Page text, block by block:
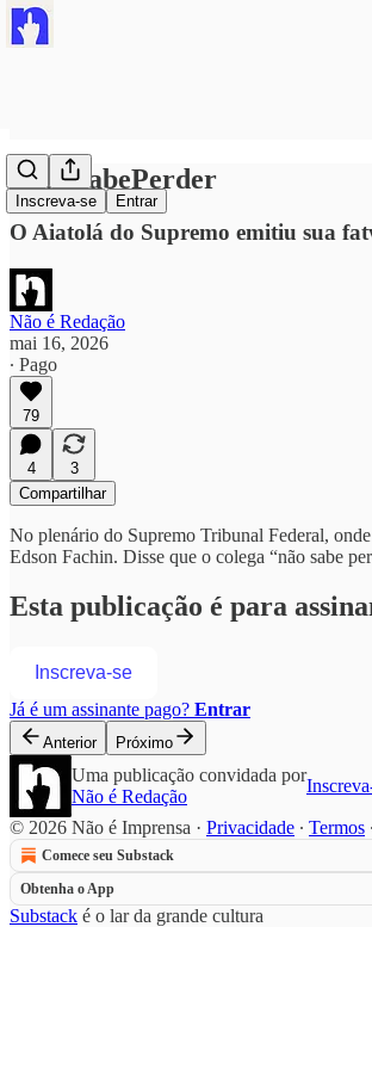
Inscreva-se Entrar
#NãoSabePerder
O Aiatolá do Supremo emitiu sua
Não é Redação
mai 16, 2026
∙ Pago
79
4
3
Compartilhar
No plenário do Supremo Tribunal Federal,
Edson Fachin. Disse que o colega “não sabe
Esta publicação é para
Inscreva-se
Já é um assinante pago? Entrar
Anterior Próximo
Uma publicação convidada por
Não é Redação
© 2026 Não é Imprensa · Privacidade ∙ Termos ∙
Comece seu Substack
Obtenha o App
Substack é o lar da grande cultura